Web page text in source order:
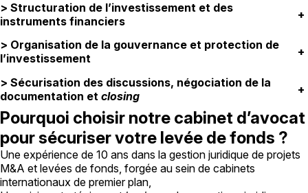
> Structuration de l’investissement et des
instruments financiers
+
> Organisation de la gouvernance et protection de
l’investissement
+
> Sécurisation des discussions, négociation de la
documentation et closing +
Pourquoi choisir notre cabinet d’avocat
pour sécuriser votre levée de fonds ?
Une expérience de 10 ans dans la gestion juridique de projets
M&A et levées de fonds, forgée au sein de cabinets
internationaux de premier plan,